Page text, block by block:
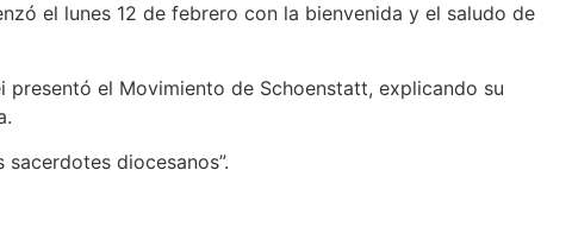
el lunes 12 de febrero con la bienvenida y el saludo de
presentó el Movimiento de Schoenstatt, explicando su
diocesanos”.